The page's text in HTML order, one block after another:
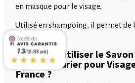
en masque pour le visage.
Utilisé en shampoing, il permet de
pellicules.
Comment utiliser le
40% de Laurier pour
France ?
7.3/10 (48 avis)
★★★★★